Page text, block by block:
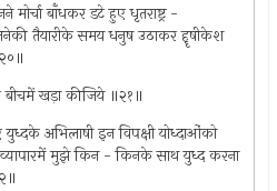
बाँधकर डटे हुए धृतराष्ट्र -
तैयारीके समय धनुष उठाकर हॄषीकेश
खड़ा कीजिये ॥२१॥
अभिलाषी इन विपक्षी योध्दाओंको
मुझे किन - किनके साथ युध्द करना